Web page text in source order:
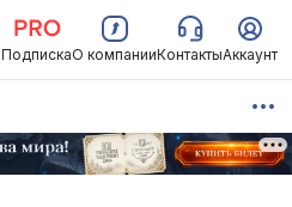
ПодпискаО компанииКонтактыАккаунт